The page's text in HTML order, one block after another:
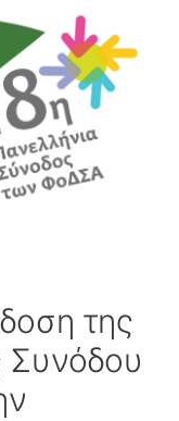
της
Συνόδου